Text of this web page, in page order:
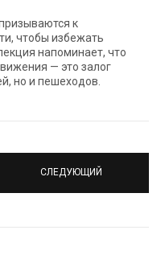
к
чтобы избежать
напоминает, что
— это залог
но и пешеходов.
СЛЕДУЮЩИЙ